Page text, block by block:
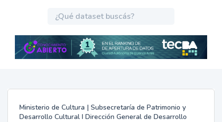
Ministerio de Cultura | Subsecretaría de Patrimonio y
Desarrollo Cultural I Dirección General de Desarrollo